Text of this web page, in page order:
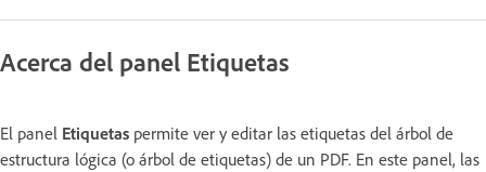
Acerca del panel Etiquetas
El panel Etiquetas permite ver y editar las etiquetas del árbol de
estructura lógica (o árbol de etiquetas) de un PDF. En este panel, las